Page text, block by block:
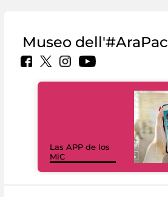
Museo
Las APP de los
MiC